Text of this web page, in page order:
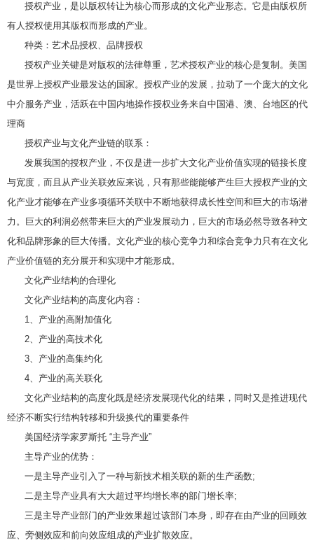
授权产业，是以版权转让为核心而形成的文化产业形态。它是由版权所
有人授权使用其版权而形成的产业。
种类：艺术品授权、品牌授权
授权产业关键是对版权的法律尊重，艺术授权产业的核心是复制。美国
是世界上授权产业最发达的国家。授权产业的发展，拉动了一个庞大的文化
中介服务产业，活跃在中国内地操作授权业务来自中国港、澳、台地区的代
理商
授权产业与文化产业链的联系：
发展我国的授权产业，不仅是进一步扩大文化产业价值实现的链接长度
与宽度，而且从产业关联效应来说，只有那些能能够产生巨大授权产业的文
化产业才能够在产业多项循环关联中不断地获得成长性空间和巨大的市场潜
力。巨大的利润必然带来巨大的产业发展动力，巨大的市场必然导致各种文
化和品牌形象的巨大传播。文化产业的核心竞争力和综合竞争力只有在文化
产业价值链的充分展开和实现中才能形成。
文化产业结构的合理化
文化产业结构的高度化内容：
1、产业的高附加值化
2、产业的高技术化
3、产业的高集约化
4、产业的高关联化
文化产业结构的高度化既是经济发展现代化的结果，同时又是推进现代
经济不断实行结构转移和升级换代的重要条件
美国经济学家罗斯托 “主导产业”
主导产业的优势：
一是主导产业引入了一种与新技术相关联的新的生产函数;
二是主导产业具有大大超过平均增长率的部门增长率;
三是主导产业部门的产业效果超过该部门本身，即存在由产业的回顾效
应、旁侧效应和前向效应组成的产业扩散效应。